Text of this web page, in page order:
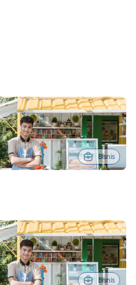
Bisnis
Bisnis